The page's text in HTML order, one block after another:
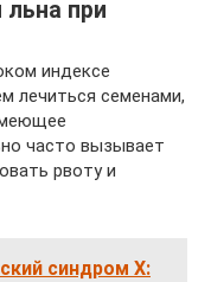
при
индексе
лечиться семенами,
часто вызывает
рвоту и
синдром Х: